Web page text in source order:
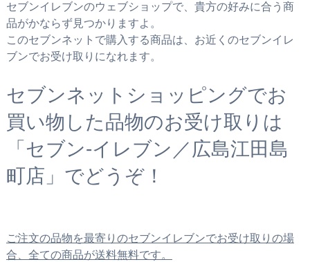
セブンイレブンのウェブショップで、貴方の好みに合う商
品がかならず見つかりますよ。
このセブンネットで購入する商品は、お近くのセブンイレ
ブンでお受け取りになれます。
セブンネットショッピングでお
買い物した品物のお受け取りは
「セブン‐イレブン／広島江田島
町店」でどうぞ！
ご注文の品物を最寄りのセブンイレブンでお受け取りの場
合、全ての商品が送料無料です。